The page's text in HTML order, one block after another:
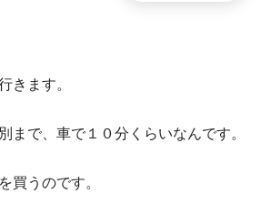
きます。
まで、車で１０分くらいなんです。
買うのです。